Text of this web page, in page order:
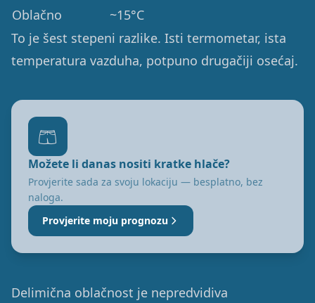
Oblačno
~15°C
To je šest stepeni razlike. Isti termometar, ista
temperatura vazduha, potpuno drugačiji osećaj.
🩳
Možete li danas nositi kratke hlače?
Provjerite sada za svoju lokaciju — besplatno, bez
naloga.
Provjerite moju prognozu
Delimična oblačnost je nepredvidiva